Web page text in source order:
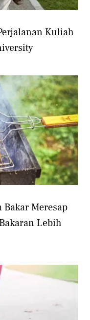
Kuliah
Meresap
Lebih